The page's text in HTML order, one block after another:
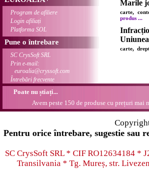
Program de afiliere
Login afiliați
Platforma SOL
Pune o întrebare
SC CrysSoft SRL
Prin e-mail:
euroalia@cryssoft.com
Întrebări frecvente
Marile
carte,
produs ...
carte,
Poate nu știați...
Avem peste 150 de produse cu prețuri mai
Pentru orice întrebare, sugestie sau
SC CrysSoft SRL * CIF RO12634184 *
Transilvania * Tg. Mureș, str.